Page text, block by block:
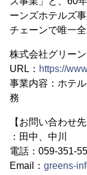
ーンズホテルズ
チェーンで唯一
株式会社グリー
URL： https://
事業内容：ホテ
務
【お問い合わ
：田中、中川
電話：059-351-
Email： greens-